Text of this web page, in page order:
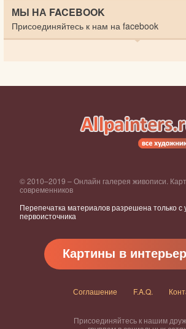
МЫ НА FACEBOOK
Присоединяйтесь к нам на facebook
© 2010–2019 – Онлайн галерея живописи.
современников
Перепечатка материалов разрешена только с
первоисточника
Картины в
Соглашение F.A.Q.
Присоединяйтесь к нашим